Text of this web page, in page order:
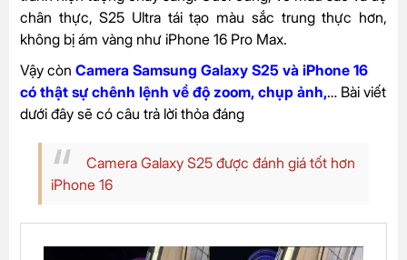
chân thực, S25 Ultra tái tạo màu sắc trung thực hơn,
không bị ám vàng như iPhone 16 Pro Max.
Vậy còn Camera Samsung Galaxy S25 và iPhone 16
có thật sự chênh lệnh về độ zoom, chụp ảnh,… Bài viết
dưới đây sẽ có câu trả lời thỏa đáng
Camera Galaxy S25 được đánh giá tốt hơn
iPhone 16